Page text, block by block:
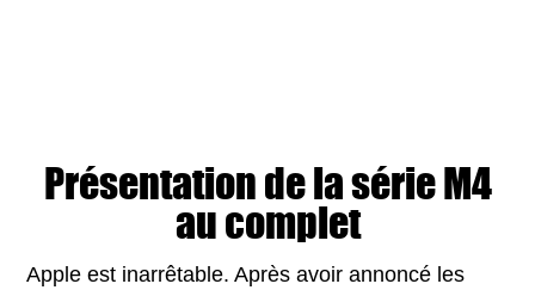
Présentation de la série M4
au complet
Apple est inarrêtable. Après avoir annoncé les